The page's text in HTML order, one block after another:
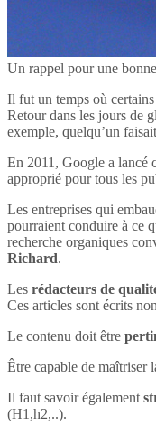
Un rappel pour une
Il fut un temps où
Retour dans les jours de
exemple, quelqu’un
En 2011, Google a lancé
approprié pour tous les
Les entreprises qui
pourraient conduire à ce
recherche organiques
Richard.
Les rédacteurs de
Ces articles sont écrits
Le contenu doit être
Être capable de maîtriser
Il faut savoir également
(H1,h2,..).